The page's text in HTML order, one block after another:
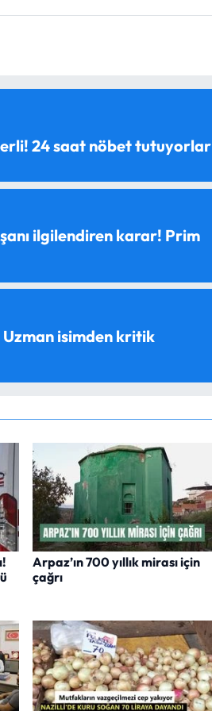
24 saat nöbet tutuyorlar
ilgilendiren karar! Prim
isimden kritik
Arpaz’ın 700 yıllık mirası için
çağrı